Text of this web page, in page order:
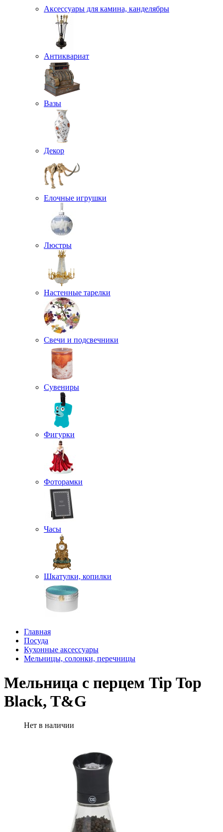
Аксессуары для камина, канделябры
Антиквариат
Вазы
Декор
Елочные игрушки
Люстры
Настенные тарелки
Свечи и подсвечники
Сувениры
Фигурки
Фоторамки
Часы
Шкатулки, копилки
Главная
Посуда
Кухонные аксессуары
Мельницы, солонки, перечницы
Мельница с перцем Tip Top
Black, T&G
Нет в наличии